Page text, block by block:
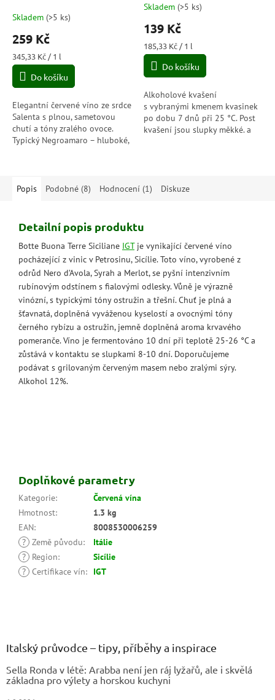
14% 0.75l
Skladem (>5 ks)
259 Kč
Měrná
cena:
345,33 Kč / 1 l
Do košíku
Elegantní červené víno ze srdce
Salenta s plnou, sametovou
chutí a tóny zralého ovoce.
Typický Negroamaro – hluboké,
Průměrné
produktu
je
5,0
5
hvězdiček.
Skladem (>5 ks)
139 Kč
Měrná
cena:
185,33 Kč / 1 l
Do košíku
Alkoholové kvašení
s vybranými kmenem kvasinek
po dobu 7 dnů při 25 °C. Post
kvašení jsou slupky měkké. a
Popis Podobné (8) Hodnocení (1) Diskuze
Detailní popis produktu
Botte Buona Terre Siciliane IGTje vynikající červené víno
pocházející z vinic v Petrosinu, Sicílie. Toto víno, vyrobené z
odrůd Nero d’Avola, Syrah a Merlot, se pyšní intenzivním
rubínovým odstínem s fialovými odlesky. Vůně je výrazně
vinózní, s typickými tóny ostružin a třešní. Chuť je plná a
šťavnatá, doplněná vyváženou kyselostí a ovocnými tóny
černého rybízu a ostružin, jemně doplněná aroma krvavého
pomeranče. Víno je fermentováno 10 dní při teplotě 25-26 °C a
zůstává v kontaktu se slupkami 8-10 dní. Doporučujeme
podávat s grilovaným červeným masem nebo zralými sýry.
Alkohol 12%.
Doplňkové parametry
Kategorie:
Červená vína
Hmotnost:
1.3 kg
EAN:
8008530006259
? Země původu:
Itálie
?
Region:
Sicílie
? Certifikace vín: IGT
Italský průvodce – tipy, příběhy a inspirace
Sella Ronda v létě: Arabba není jen ráj lyžařů, ale i skvělá
základna pro výlety a horskou kuchyni